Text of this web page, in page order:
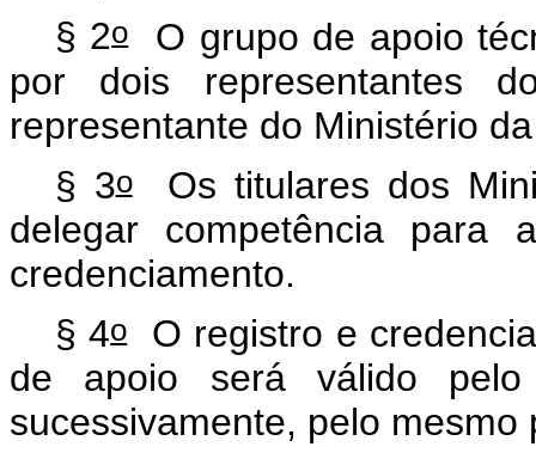
§ 2oO grupo de apoio
por dois representantes
representante do Ministério
§ 3oOs titulares dos
delegar competência
credenciamento.
§ 4o
O registro e
de apoio será válido
sucessivamente, pelo mesmo